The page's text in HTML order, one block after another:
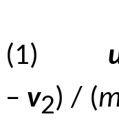
(1)
– v2) / (